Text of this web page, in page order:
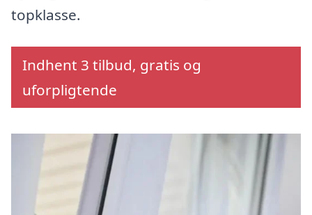
topklasse.
Indhent 3 tilbud, gratis og
uforpligtende